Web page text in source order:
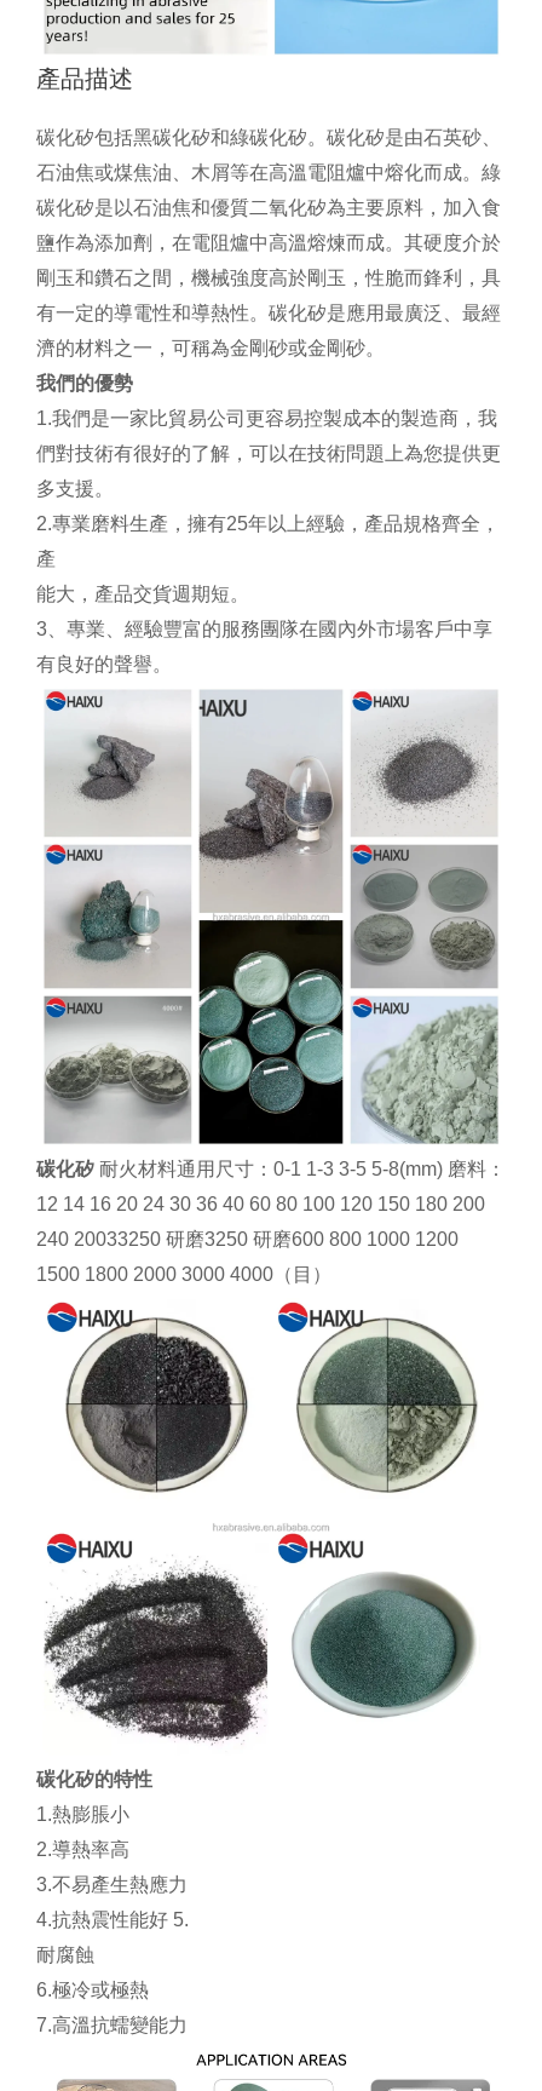
產品描述
碳化矽包括黑碳化矽和綠碳化矽。碳化矽是由石英砂、
石油焦或煤焦油、木屑等在高溫電阻爐中熔化而成。綠
碳化矽是以石油焦和優質二氧化矽為主要原料，加入食
鹽作為添加劑，在電阻爐中高溫熔煉而成。其硬度介於
剛玉和鑽石之間，機械強度高於剛玉，性脆而鋒利，具
有一定的導電性和導熱性。碳化矽是應用最廣泛、最經
濟的材料之一，可稱為金剛砂或金剛砂。
我們的優勢
1.我們是一家比貿易公司更容易控製成本的製造商，我
們對技術有很好的了解，可以在技術問題上為您提供更
多支援。
2.專業磨料生產，擁有25年以上經驗，產品規格齊全，
產
能大，產品交貨週期短。
3、專業、經驗豐富的服務團隊在國內外市場客戶中享
有良好的聲譽。
碳化矽 耐火材料通用尺寸：0-1 1-3 3-5 5-8(mm) 磨料：
12 14 16 20 24 30 36 40 60 80 100 120 150 180 200
240 20033250 研磨3250 研磨600 800 1000 1200
1500 1800 2000 3000 4000（目）
碳化矽的特性
1.熱膨脹小
2.導熱率高
3.不易產生熱應力
4.抗熱震性能好 5.
耐腐蝕
6.極冷或極熱
7.高溫抗蠕變能力